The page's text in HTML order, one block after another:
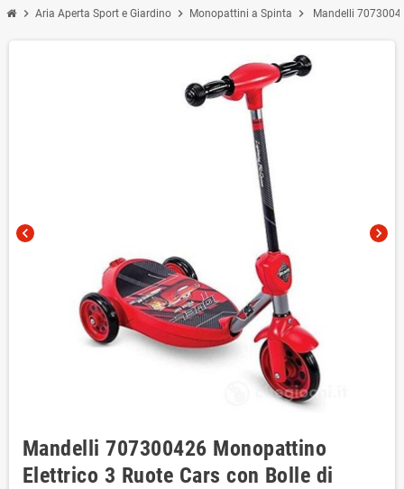
chevron_right Aria Aperta Sport e Giardino chevron_right Monopattini a Spinta chevron_right Mandelli
chevron_left chevron_right
Mandelli 707300426 Monopattino
Elettrico 3 Ruote Cars con Bolle di